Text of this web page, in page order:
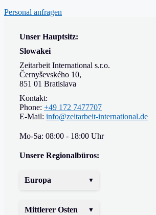
Personal anfragen
Unser Hauptsitz:
Slowakei
Zeitarbeit International s.r.o.
Černyševského 10,
851 01 Bratislava
Kontakt:
Phone: +49 172 7477707
E-Mail: info@zeitarbeit-international.de
Mo-Sa: 08:00 - 18:00 Uhr
Unsere Regionalbüros:
Europa
Mittlerer Osten